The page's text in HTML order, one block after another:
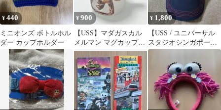
¥440
ミニオンズ ボトルホル
ダー カップホルダー
¥900
【USS】マダガスカル
メルマン マグカップ
ユニバーサルスタジオ
シンガポール
¥ 1,800
【USS / ユニバーサル
スタジオシンガポー
ル】 ロゴキャップ